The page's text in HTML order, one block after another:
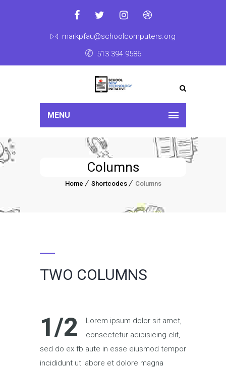
markpfau@schoolcomputers.org
513 394 9586
MENU
Columns
Home Shortcodes Columns
TWO COLUMNS
1/2
Lorem ipsum dolor sit amet,
consectetur adipisicing elit,
sed do ex fb aute in esse eiusmod tempor
incididunt ut labore et dolore magna